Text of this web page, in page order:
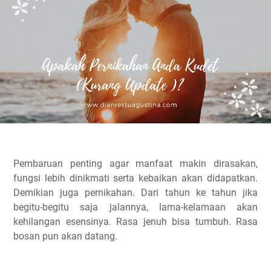
Pembaruan penting agar manfaat makin dirasakan,
fungsi lebih dinikmati serta kebaikan akan didapatkan.
Demikian juga pernikahan. Dari tahun ke tahun jika
begitu-begitu saja jalannya, lama-kelamaan akan
kehilangan esensinya. Rasa jenuh bisa tumbuh. Rasa
bosan pun akan datang.